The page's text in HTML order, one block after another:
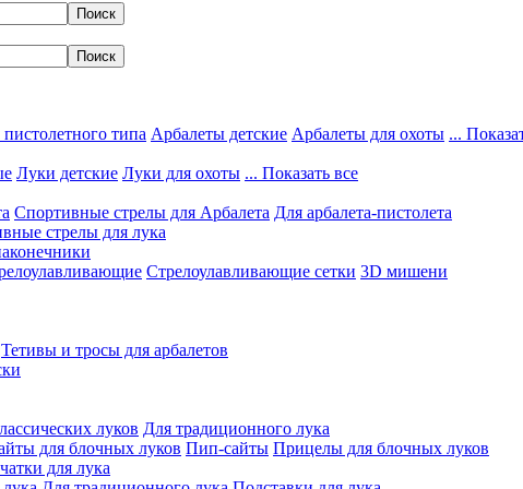
типа Арбалеты детские Арбалеты для охоты ...
Луки детские Луки для охоты ... Показать все
Спортивные стрелы для Арбалета Для арбалета-пистолета
стрелы для лука
Стрелоулавливающие сетки 3D мишени
Тетивы и тросы для арбалетов
луков Для традиционного лука
для блочных луков Пип-сайты Прицелы для блочных луков
для лука